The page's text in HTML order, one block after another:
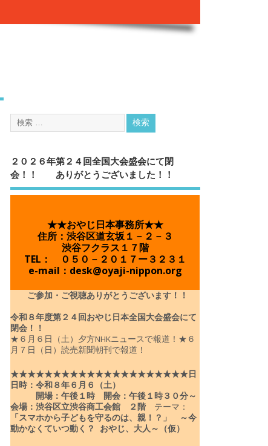
２０２６年第２４回全国大会盛会にて閉
会！！ ありがとうございました！！
★★おやじ日本事務所★★
住所：渋谷区道玄坂１－２－３
渋谷フクラス１７階
TEL： ０５０－２０１７ー３２３１
e-mail：desk@oyaji-nippon.org
ご参加・ご視聴ありがとうございます！！
令和８年度第２４回おやじ日本全国大会盛会にて
閉会！！
★６月６日（土）夕方NHKニュースで報道！ ★６
月７日（日）読売新聞朝刊で報道！
★★★★★★★★★★★★★★★★★★★★★日
日時：令和８年６月６（土）
開場：午後１時 開会：午後１時３０分～
会場：渋谷区立渋谷商工会館 ２階 テーマ：
「スマホから子どもを守るのは、親！？」
～今
動かなくていつ動く？ おやじ、大人～（仮）